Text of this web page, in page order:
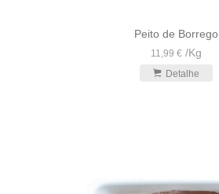
Peito de Borrego
11,99 € /Kg
Detalhe